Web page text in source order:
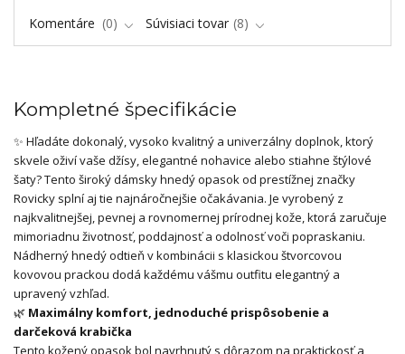
Komentáre
0 Súvisiaci tovar 8
Kompletné špecifikácie
✨ Hľadáte dokonalý, vysoko kvalitný a univerzálny doplnok, ktorý
skvele oživí vaše džísy, elegantné nohavice alebo stiahne štýlové
šaty? Tento široký dámsky hnedý opasok od prestížnej značky
Rovicky splní aj tie najnáročnejšie očakávania. Je vyrobený z
najkvalitnejšej, pevnej a rovnomernej prírodnej kože, ktorá zaručuje
mimoriadnu životnosť, poddajnosť a odolnosť voči popraskaniu.
Nádherný hnedý odtieň v kombinácii s klasickou štvorcovou
kovovou prackou dodá každému vášmu outfitu elegantný a
upravený vzhľad.
🌿 Maximálny komfort, jednoduché prispôsobenie a
darčeková krabička
Tento kožený opasok bol navrhnutý s dôrazom na praktickosť a